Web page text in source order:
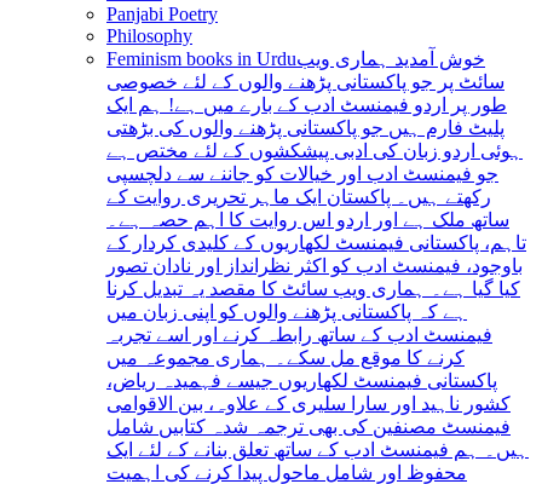
Panjabi Poetry
Philosophy
Feminism books in Urduخوش آمدید ہماری ویب
سائٹ پر جو پاکستانی پڑھنے والوں کے لئے خصوصی
طور پر اردو فیمنسٹ ادب کے بارے میں ہے! ہم ایک
پلیٹ فارم ہیں جو پاکستانی پڑھنے والوں کی بڑھتی
ہوئی اردو زبان کی ادبی پیشکشوں کے لئے مختص ہے
جو فیمنسٹ ادب اور خیالات کو جاننے سے دلچسپی
رکھتے ہیں۔ پاکستان ایک ماہر تحریری روایت کے
ساتھ ملک ہے اور اردو اس روایت کا اہم حصہ ہے۔
تاہم، پاکستانی فیمنسٹ لکھاریوں کے کلیدی کردار کے
باوجود، فیمنسٹ ادب کو اکثر نظرانداز اور نادان تصور
کیا گیا ہے۔ ہماری ویب سائٹ کا مقصد یہ تبدیل کرنا
ہے کہ پاکستانی پڑھنے والوں کو اپنی زبان میں
فیمنسٹ ادب کے ساتھ رابطہ کرنے اور اسے تجربہ
کرنے کا موقع مل سکے۔ ہماری مجموعہ میں
پاکستانی فیمنسٹ لکھاریوں جیسے فہمیدہ ریاض،
کشور ناہید اور سارا سلیری کے علاوہ، بین الاقوامی
فیمنسٹ مصنفین کی بھی ترجمہ شدہ کتابیں شامل
ہیں۔ ہم فیمنسٹ ادب کے ساتھ تعلق بنانے کے لئے ایک
محفوظ اور شامل ماحول پیدا کرنے کی اہمیت